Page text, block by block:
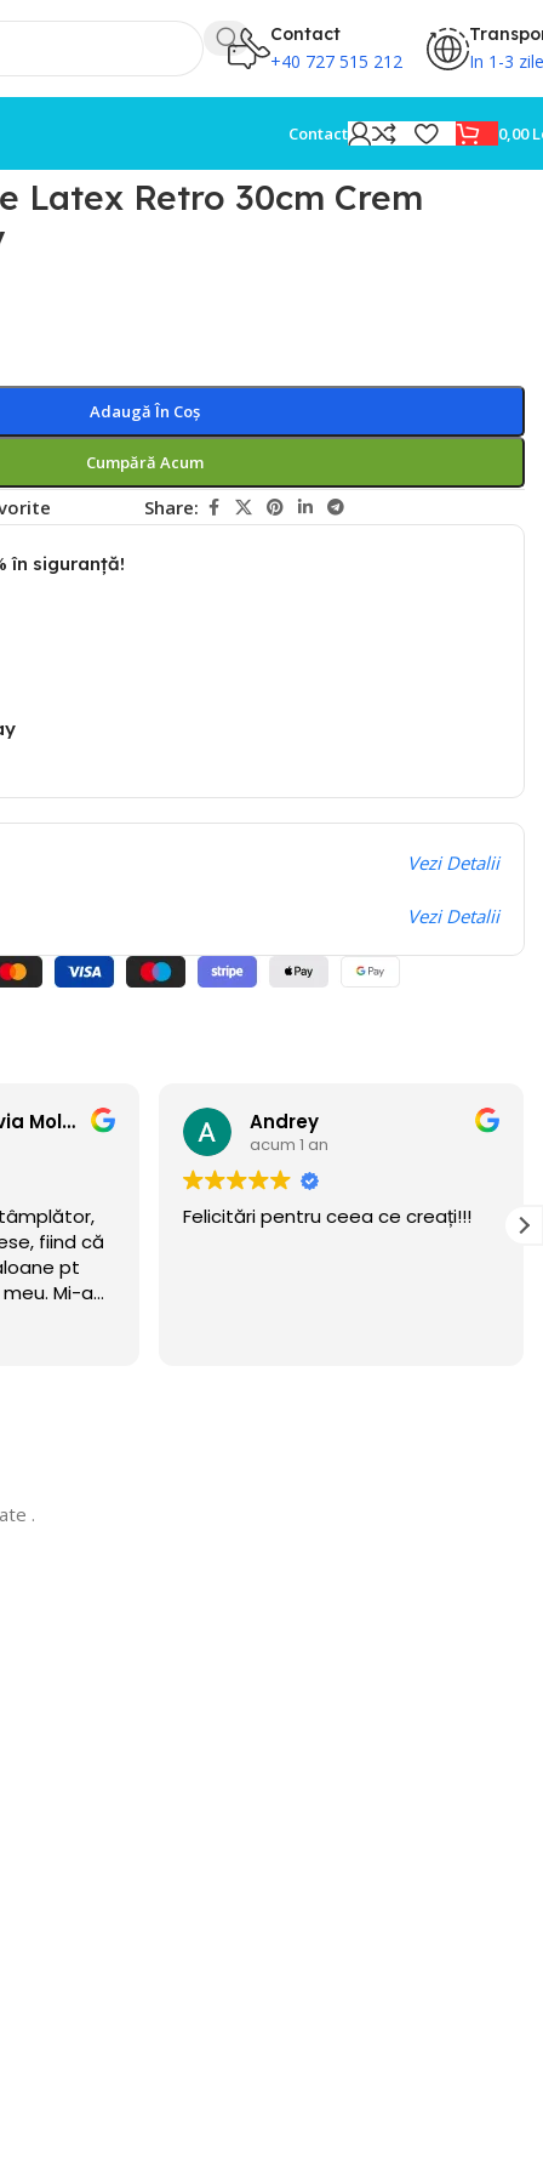
Contact
+40 727 515 212 In 1-3 zile
Contact 0,00
Latex Retro 30cm Crem
Adaugă În Coș
Cumpără Acum
Share:
în siguranță!
Vezi Detalii
Vezi Detalii
Anamaria Flavia Moldovan
fiind că
pt
Mi-am
🏆
Andrey
acum 1 an
Felicitări pentru ceea ce creați!!!
.